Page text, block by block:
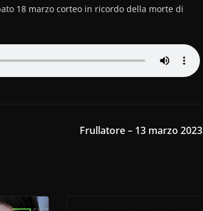
18 marzo corteo in ricordo della morte di
Frullatore – 13 marzo 2023